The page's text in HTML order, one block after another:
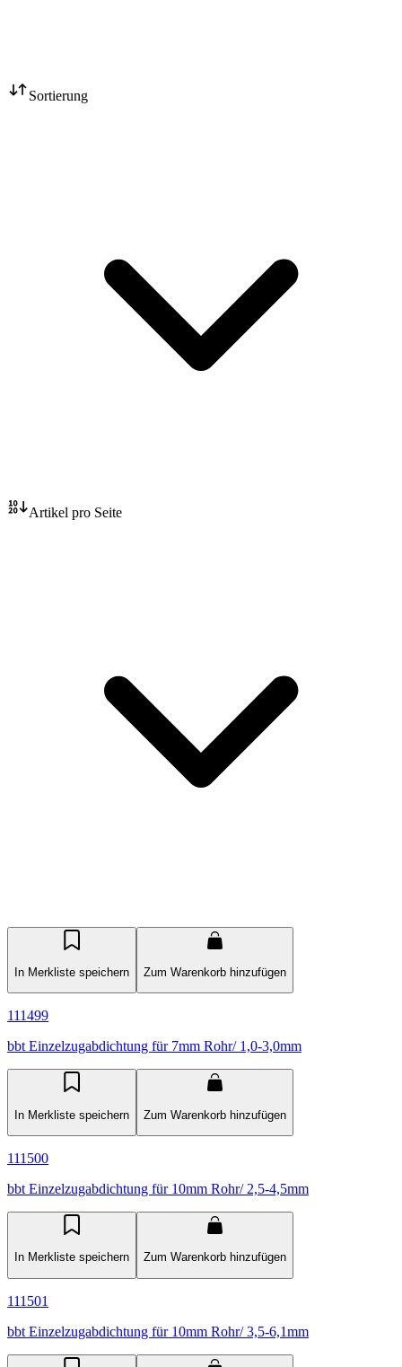
Sortierung
Artikel pro Seite
In Merkliste speichern Zum Warenkorb hinzufügen
111499
bbt Einzelzugabdichtung für 7mm Rohr/ 1,0-3,0mm
In Merkliste speichern Zum Warenkorb hinzufügen
111500
bbt Einzelzugabdichtung für 10mm Rohr/ 2,5-4,5mm
In Merkliste speichern Zum Warenkorb hinzufügen
111501
bbt Einzelzugabdichtung für 10mm Rohr/ 3,5-6,1mm